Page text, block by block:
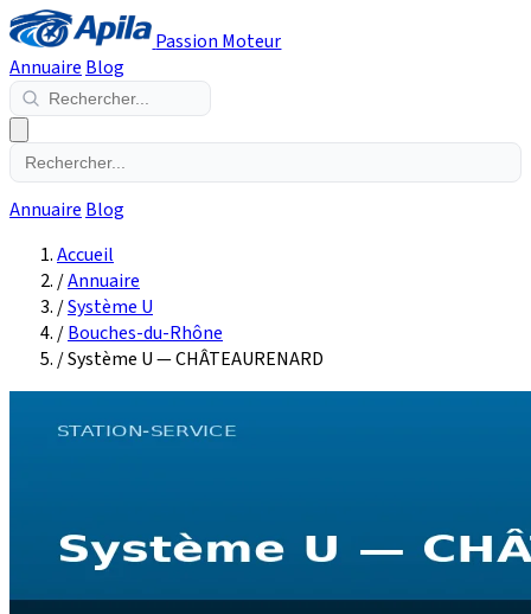
Passion Moteur
Annuaire Blog
Annuaire Blog
Accueil
/Annuaire
/Système U
/Bouches-du-Rhône
/Système U — CHÂTEAURENARD